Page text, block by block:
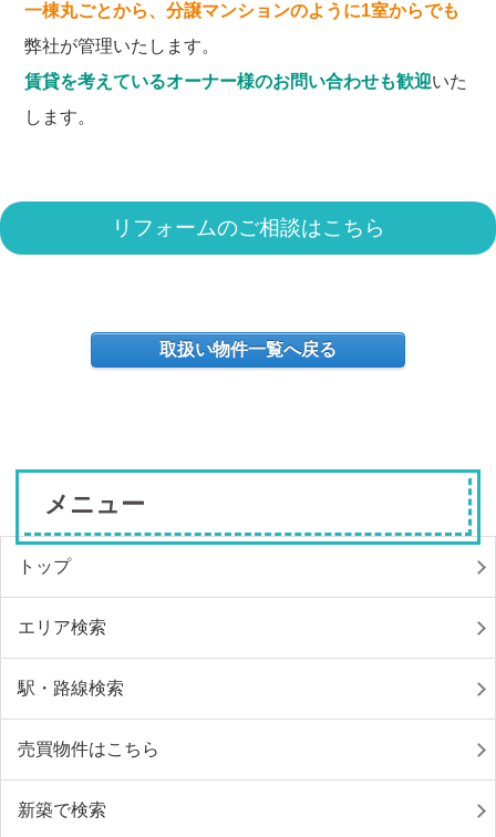
一棟丸ごとから、分譲マンションのように1室からでも
弊社が管理いたします。
賃貸を考えているオーナー様のお問い合わせも歓迎いた
します。
リフォームのご相談はこちら
取扱い物件一覧へ戻る
メニュー
トップ
エリア検索
駅・路線検索
売買物件はこちら
新築で検索